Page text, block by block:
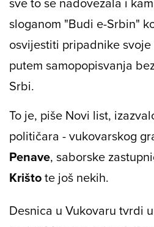
sloganom "Budi e-Srbin"
osvijestiti pripadnike
putem samopopisvanja
Srbi.
To je, piše Novi list,
političara - vukovarskog
Penave, saborske
Krištote još nekih.
Desnica u Vukovaru tvrdi